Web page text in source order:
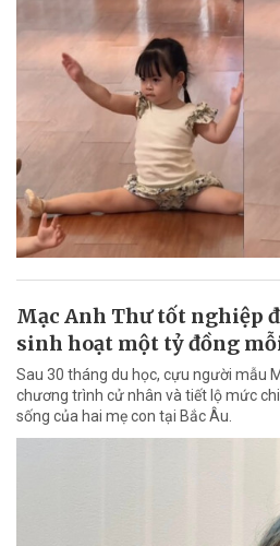
Mạc Anh Thư tốt nghiệp
sinh hoạt một tỷ đồng
Sau 30 tháng du học, cựu người mẫu
chương trình cử nhân và tiết lộ mức
sống của hai mẹ con tại Bắc Âu.